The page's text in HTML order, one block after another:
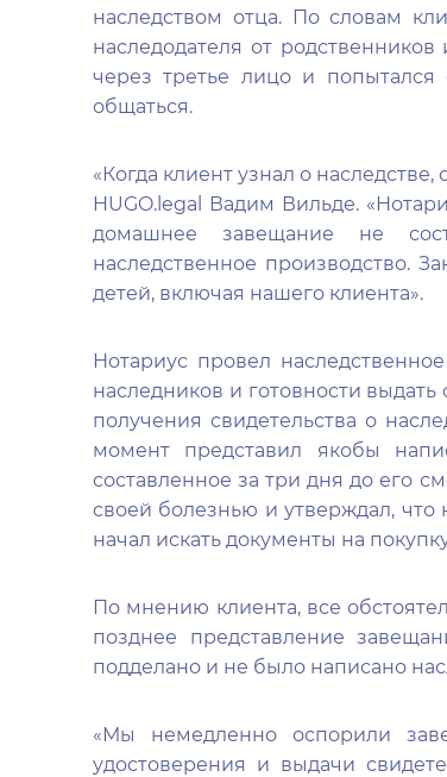
наследством отца. По словам
наследодателя от
через третье лицо и попытался
общаться.
«Когда клиент узнал о
HUGO.legal Вадим Вильде.
домашнее завещание не
наследственное производство.
детей, включая нашего клиента».
Нотариус провел
наследников и готовности
получения свидетельства о
момент представил якобы
составленное за три дня до его
своей болезнью и утверждал, что
начал искать документы на
По мнению клиента, все
позднее представление
подделано и не было написано
«Мы немедленно оспорили
удостоверения и выдачи